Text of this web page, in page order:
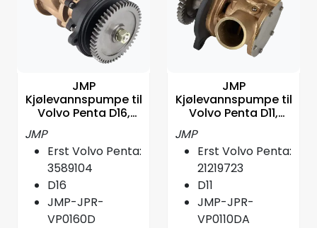
JMP
Kjølevannspumpe til
Volvo Penta D16,
tilsvarer: 3589104
JMP
Erst Volvo Penta:
3589104
D16
JMP-JPR-
VP0160D
JMP
Kjølevannspumpe til
Volvo Penta D11,
tilsvarer: 21219723
JMP
Erst Volvo Penta:
21219723
D11
JMP-JPR-
VP0110DA